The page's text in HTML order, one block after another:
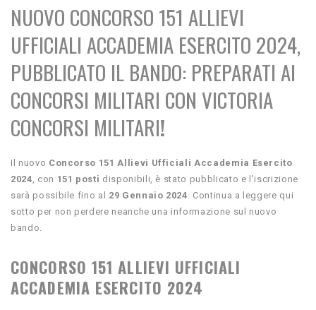
NUOVO CONCORSO 151 ALLIEVI
UFFICIALI ACCADEMIA ESERCITO 2024,
PUBBLICATO IL BANDO: PREPARATI AI
CONCORSI MILITARI CON VICTORIA
CONCORSI MILITARI!
Il nuovo Concorso 151 Allievi Ufficiali Accademia Esercito
2024 , con 151 posti disponibili, è stato pubblicato e l’iscrizione
sarà possibile fino al 29 Gennaio 2024 . Continua a leggere qui
sotto per non perdere neanche una informazione sul nuovo
bando.
CONCORSO 151 ALLIEVI UFFICIALI
ACCADEMIA ESERCITO 2024